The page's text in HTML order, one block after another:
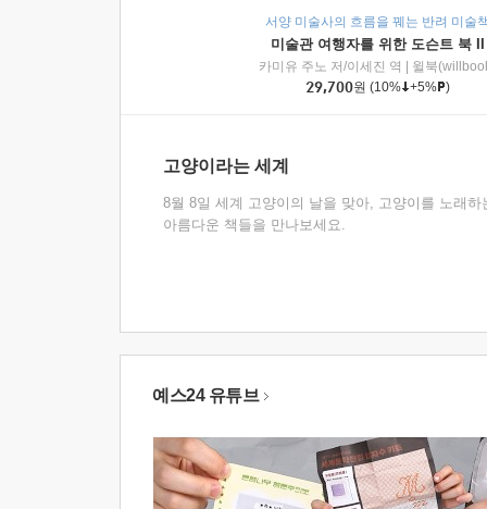
서양 미술사의 흐름을 꿰는 반려 미술
미술관 여행자를 위한 도슨트 북 II
카미유 주노 저/이세진 역
윌북
29,700원 (10% +5% )
고양이라는 세계
8월 8일 세계 고양이의 날을 맞아, 고양이를 노래하
아름다운 책들을 만나보세요.
예스24 유튜브